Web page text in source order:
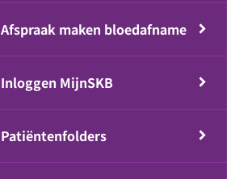
Afspraak maken bloedafname
Inloggen MijnSKB
Patiëntenfolders